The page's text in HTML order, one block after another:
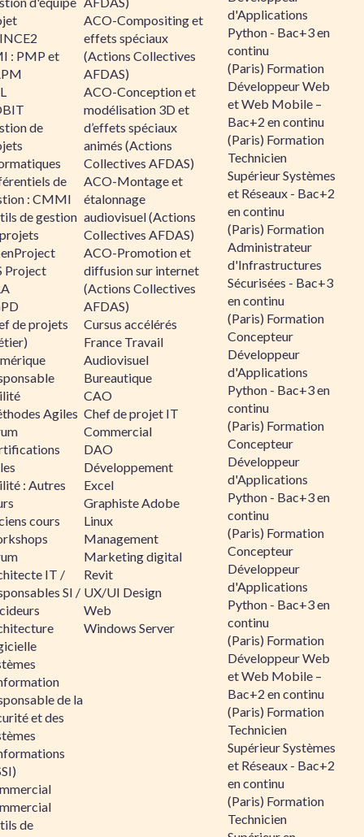
: PMP et
de
de
: CMMI
de gestion
Project
de projets
Agiles
: Autres
cours
IT /
SI /
de la
et des
de
ACO-Compositing et
effets spéciaux
(Actions Collectives
AFDAS)
ACO-Conception et
modélisation 3D et
d’effets spéciaux
animés (Actions
Collectives AFDAS)
ACO-Montage et
étalonnage
audiovisuel (Actions
Collectives AFDAS)
ACO-Promotion et
diffusion sur internet
(Actions Collectives
AFDAS)
Cursus accélérés
France Travail
Audiovisuel
Bureautique
CAO
Chef de projet IT
Commercial
DAO
Développement
Excel
Graphiste Adobe
Linux
Management
Marketing digital
Revit
UX/UI Design
Web
Windows Server
d'Applications
Python - Bac+3 en
continu
(Paris) Formation
Développeur Web
et Web Mobile –
Bac+2 en continu
(Paris) Formation
Technicien
Supérieur Systèmes
et Réseaux - Bac+2
en continu
(Paris) Formation
Administrateur
d'Infrastructures
Sécurisées - Bac+3
en continu
(Paris) Formation
Concepteur
Développeur
d'Applications
Python - Bac+3 en
continu
(Paris) Formation
Concepteur
Développeur
d'Applications
Python - Bac+3 en
continu
(Paris) Formation
Concepteur
Développeur
d'Applications
Python - Bac+3 en
continu
(Paris) Formation
Développeur Web
et Web Mobile –
Bac+2 en continu
(Paris) Formation
Technicien
Supérieur Systèmes
et Réseaux - Bac+2
en continu
(Paris) Formation
Technicien